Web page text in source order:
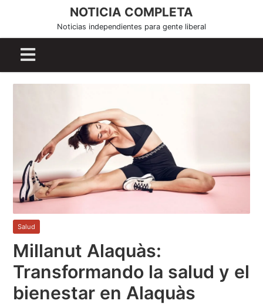
i
NOTICIA COMPLETA
Noticias independientes para gente liberal
Salud
Millanut Alaquàs:
Transformando la salud y el
bienestar en Alaquàs